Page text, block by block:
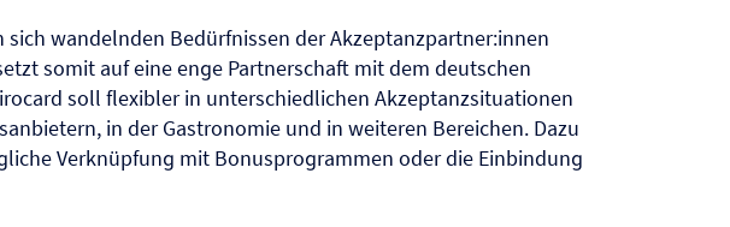
wandelnden Bedürfnissen der Akzeptanzpartner:innen
somit auf eine enge Partnerschaft mit dem deutschen
soll flexibler in unterschiedlichen Akzeptanzsituationen
in der Gastronomie und in weiteren Bereichen. Dazu
Verknüpfung mit Bonusprogrammen oder die Einbindung